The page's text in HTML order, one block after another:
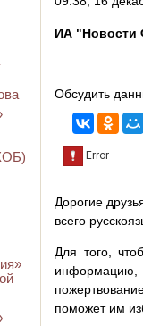
ИА "Новости
Обсудить
Дорогие
всего
Для того,
поможет им